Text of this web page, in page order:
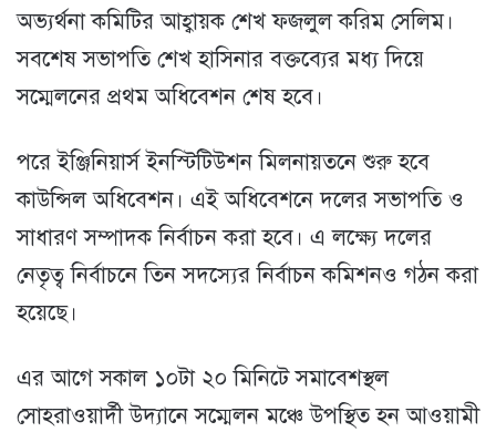
অভ্যর্থনা কমিটির আহ্বায়ক শেখ ফজলুল করিম সেলিম।
সবশেষ সভাপতি শেখ হাসিনার বক্তব্যের মধ্য দিয়ে
সম্মেলনের প্রথম অধিবেশন শেষ হবে।
পরে ইঞ্জিনিয়ার্স ইনস্টিটিউশন মিলনায়তনে শুরু হবে
কাউন্সিল অধিবেশন। এই অধিবেশনে দলের সভাপতি ও
সাধারণ সম্পাদক নির্বাচন করা হবে। এ লক্ষ্যে দলের
নেতৃত্ব নির্বাচনে তিন সদস্যের নির্বাচন কমিশনও গঠন করা
হয়েছে।
এর আগে সকাল ১০টা ২০ মিনিটে সমাবেশস্থল
সোহরাওয়ার্দী উদ্যানে সম্মেলন মঞ্চে উপস্থিত হন আওয়ামী